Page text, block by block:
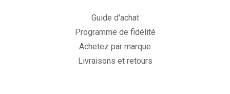
Guide d'achat
Programme de fidélité
Achetez par marque
Livraisons et retours